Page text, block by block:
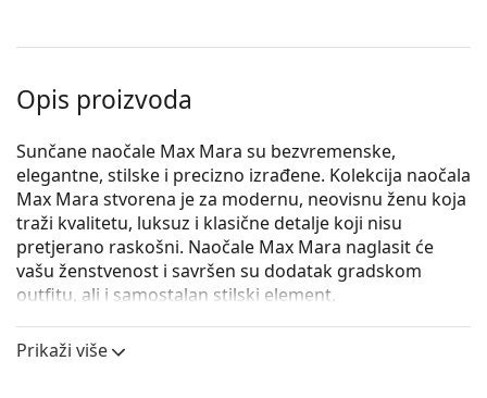
Opis proizvoda
Sunčane naočale Max Mara su bezvremenske,
elegantne, stilske i precizno izrađene. Kolekcija naočala
Max Mara stvorena je za modernu, neovisnu ženu koja
traži kvalitetu, luksuz i klasične detalje koji nisu
pretjerano raskošni. Naočale Max Mara naglasit će
vašu ženstvenost i savršen su dodatak gradskom
outfitu, ali i samostalan stilski element.
Max Mara MM Bridge III J5G/KU 57su ženske sunčane
naočale.
Prikaži više